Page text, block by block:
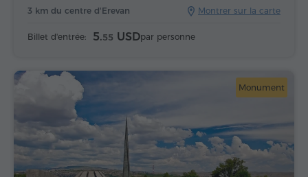
Montrer sur la carte
3 km du centre d'Erevan
Billet d'entrée: 5.55 USDpar personne
Monument